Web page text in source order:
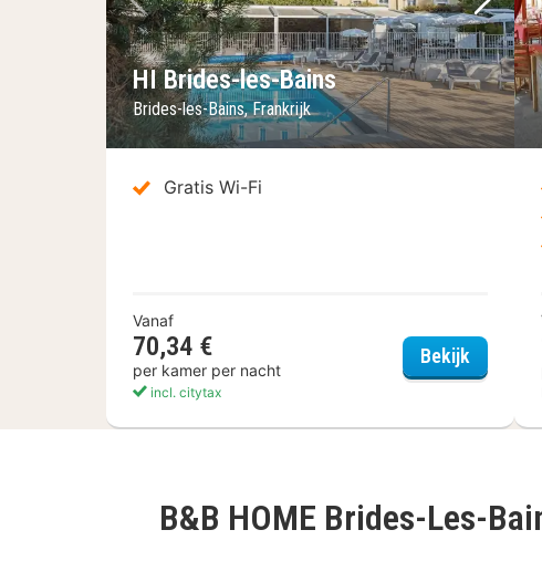
Vorige foto
HI Brides-les-Bains
Brides-les-Bains, Frankrijk
Gratis Wi-Fi
Vanaf
70,34 €
per kamer per nacht
incl. citytax
BekijkHI
B&B HOME Brides-Les-